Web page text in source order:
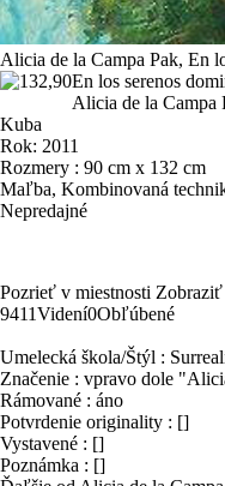
Alicia de la Campa Pak, En
En los serenos
Alicia de la Campa
Kuba
Rok: 2011
Rozmery : 90 cm x 132 cm
Maľba, Kombinovaná
Nepredajné
Pozrieť v miestnosti Zobraziť
9411Videní0Obľúbené
Umelecká škola/Štýl :
Značenie : vpravo dole
Rámované : áno
Potvrdenie originality : []
Vystavené : []
Poznámka : []